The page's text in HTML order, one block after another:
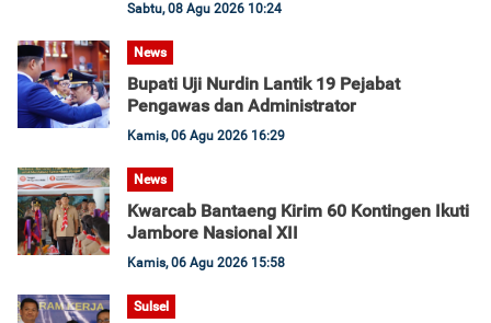
Sabtu, 08 Agu 2026 10:24
News
Bupati Uji Nurdin Lantik 19 Pejabat
Pengawas dan Administrator
Kamis, 06 Agu 2026 16:29
News
Kwarcab Bantaeng Kirim 60 Kontingen Ikuti
Jambore Nasional XII
Kamis, 06 Agu 2026 15:58
Sulsel